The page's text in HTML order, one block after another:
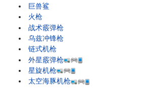
巨兽鲨
火枪
战术霰弹枪
乌兹冲锋枪
链式机枪
外星霰弹枪
星旋机枪
太空海豚机枪